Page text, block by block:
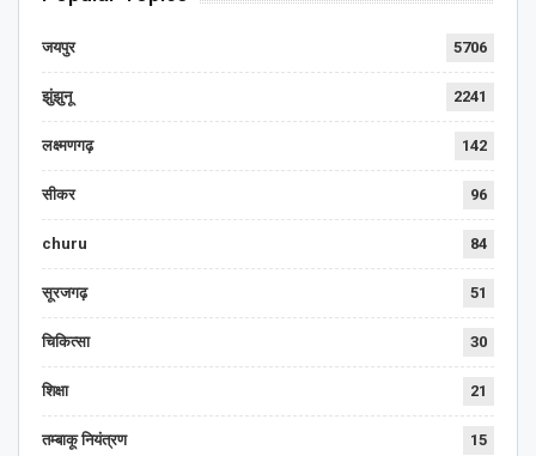
जयपुर 5706
झुंझुनू 2241
लक्ष्मणगढ़ 142
सीकर 96
churu 84
सूरजगढ़ 51
चिकित्सा 30
शिक्षा 21
तम्बाकू नियंत्रण 15